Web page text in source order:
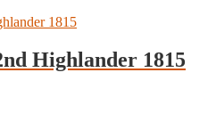
Highlander 1815